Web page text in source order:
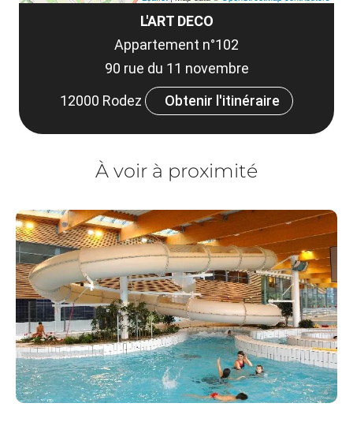
L'ART DECO
Appartement n°102
90 rue du 11 novembre
12000 Rodez
Obtenir l'itinéraire
À voir à proximité